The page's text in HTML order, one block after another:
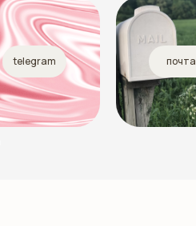
почта
telegram